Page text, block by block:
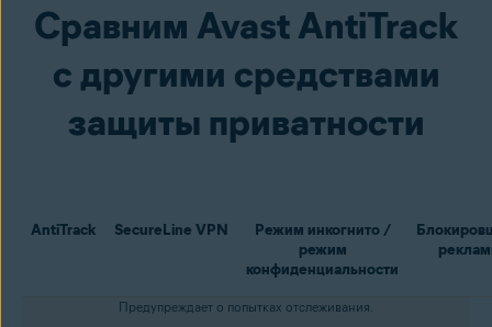
Сравним Avast AntiTrack
с другими средствами
защиты приватности
AntiTrack SecureLine VPN
Режим инкогнито /
режим
конфиденциальности
Предупреждает о попытках отслеживания.